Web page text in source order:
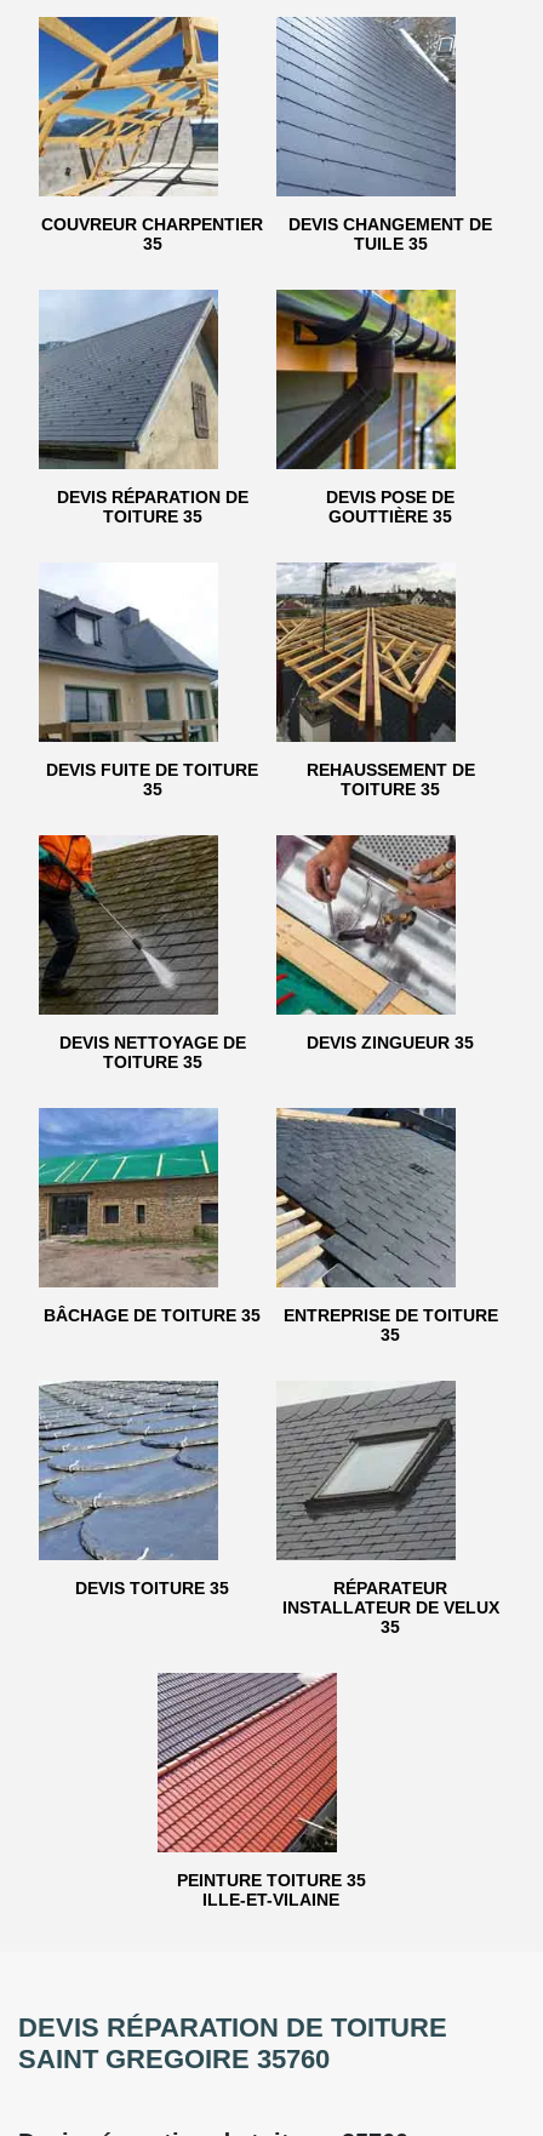
COUVREUR CHARPENTIER
35
DEVIS CHANGEMENT DE
TUILE 35
DEVIS RÉPARATION DE
TOITURE 35
DEVIS POSE DE
GOUTTIÈRE 35
DEVIS FUITE DE TOITURE
35
REHAUSSEMENT DE
TOITURE 35
DEVIS NETTOYAGE DE
TOITURE 35
DEVIS ZINGUEUR 35
BÂCHAGE DE TOITURE 35
ENTREPRISE DE TOITURE
35
DEVIS TOITURE 35
RÉPARATEUR
INSTALLATEUR DE VELUX
35
PEINTURE TOITURE 35
ILLE-ET-VILAINE
DEVIS RÉPARATION DE TOITURE
SAINT GREGOIRE 35760